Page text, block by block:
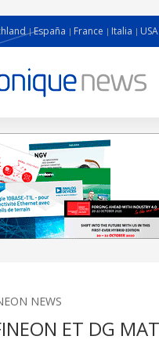
España France Italia USA
NEWS
ET DG